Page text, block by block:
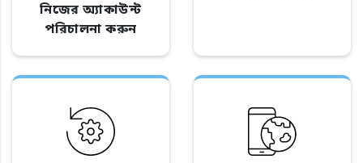
নিজের অ্যাকাউন্ট
পরিচালনা করুন